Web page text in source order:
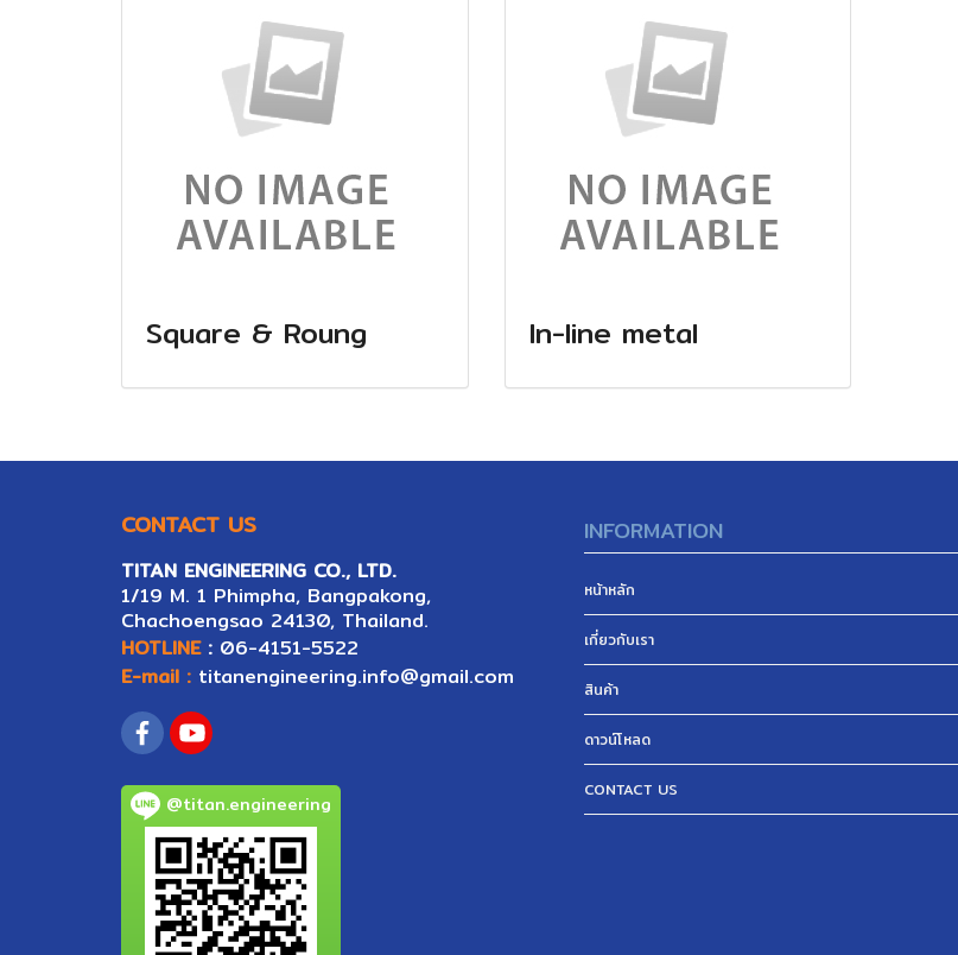
Square & Roung In-line metal
CONTACT US
TITAN ENGINEERING CO., LTD.
1/19 M. 1 Phimpha, Bangpakong,
Chachoengsao 24130, Thailand.
HOTLINE: 06-4151-5522
E-mail : titanengineering.info@gmail.com
@titan.engineering
INFORMATION
หน้าหลัก
เกี่ยวกับเรา
สินค้า
ดาวน์โหลด
CONTACT US